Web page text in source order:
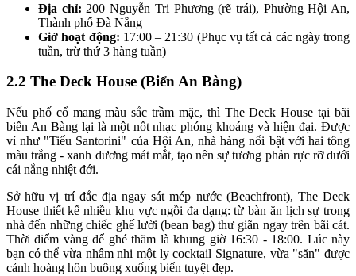
Địa chỉ: 200 Nguyễn Tri Phương (rẽ trái), Phường Hội An,
Thành phố Đà Nẵng
Giờ hoạt động: 17:00 – 21:30 (Phục vụ tất cả các ngày trong
tuần, trừ thứ 3 hàng tuần)
2.2 The Deck House (Biển An Bàng)
Nếu phố cổ mang màu sắc trầm mặc, thì The Deck House tại bãi
biển An Bàng lại là một nốt nhạc phóng khoáng và hiện đại. Được
ví như "Tiểu Santorini" của Hội An, nhà hàng nổi bật với hai tông
màu trắng - xanh dương mát mắt, tạo nên sự tương phản rực rỡ dưới
cái nắng nhiệt đới.
Sở hữu vị trí đắc địa ngay sát mép nước (Beachfront), The Deck
House thiết kế nhiều khu vực ngồi đa dạng: từ bàn ăn lịch sự trong
nhà đến những chiếc ghế lười (bean bag) thư giãn ngay trên bãi cát.
Thời điểm vàng để ghé thăm là khung giờ 16:30 - 18:00. Lúc này
bạn có thể vừa nhâm nhi một ly cocktail Signature, vừa "săn" được
cảnh hoàng hôn buông xuống biển tuyệt đẹp.